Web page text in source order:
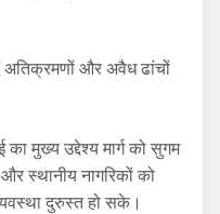
और अवैध ढांचों
मुख्य उद्देश्य मार्ग को सुगम
स्थानीय नागरिकों को
दुरुस्त हो सके।